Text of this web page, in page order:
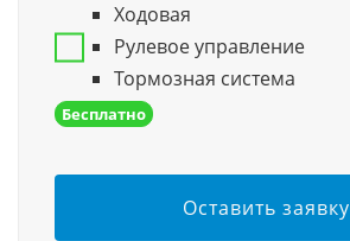
Ходовая
Рулевое управление
Тормозная система
Бесплатно
Оставить заявку